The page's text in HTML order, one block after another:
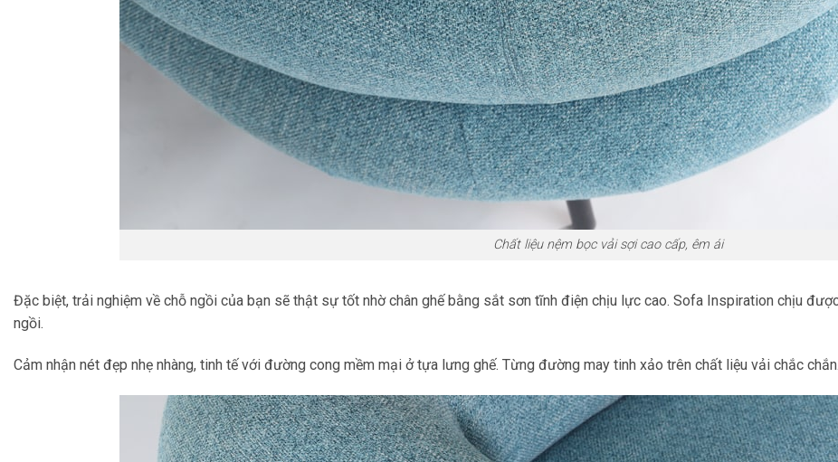
Chất liệu nệm bọc vải sợi cao cấp, êm ái
Đặc biệt, trải nghiệm về chỗ ngồi của bạn sẽ thật sự tốt nhờ chân ghế bằng sắt sơn tĩnh điện chịu lực cao. Sofa Inspiration chịu
ngồi.
Cảm nhận nét đẹp nhẹ nhàng, tinh tế với đường cong mềm mại ở tựa lưng ghế. Từng đường may tinh xảo trên chất liệu vải chắc